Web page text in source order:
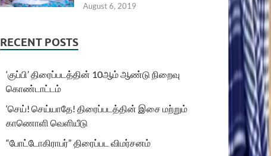
August 6, 2019
RECENT POSTS
‘குப்பி’ திரைப்படத்தின் 10ஆம் ஆண்டு நிறைவு
கொண்டாட்டம்
‘செய்! செய்யாதே! திரைப்படத்தின் இசை மற்றும்
காணொளி வெளியீடு
“போட்டோகிராபர்” திரைப்பட விமர்சனம்